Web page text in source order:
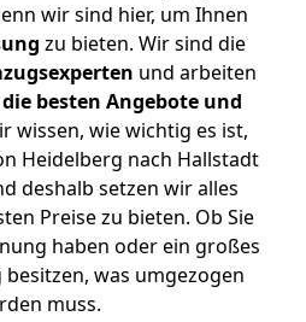
wir sind hier, um Ihnen
zu bieten. Wir sind die
und arbeiten
die besten Angebote und
wissen, wie wichtig es ist,
Heidelberg nach Hallstadt
deshalb setzen wir alles
Preise zu bieten. Ob Sie
haben oder ein großes
was umgezogen
muss.